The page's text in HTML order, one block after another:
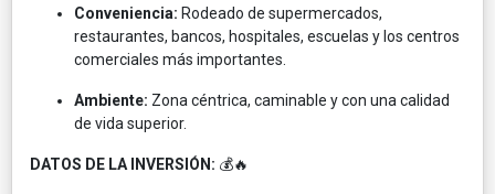
Conveniencia: Rodeado de supermercados,
restaurantes, bancos, hospitales, escuelas y los centros
comerciales más importantes.
Ambiente: Zona céntrica, caminable y con una calidad
de vida superior.
DATOS DE LA INVERSIÓN: 💰🔥